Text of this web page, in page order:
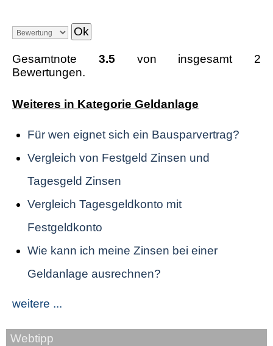
Gesamtnote 3.5 von insgesamt 2
Bewertungen.
Weiteres in Kategorie Geldanlage
Für wen eignet sich ein Bausparvertrag?
Vergleich von Festgeld Zinsen und
Tagesgeld Zinsen
Vergleich Tagesgeldkonto mit
Festgeldkonto
Wie kann ich meine Zinsen bei einer
Geldanlage ausrechnen?
weitere ...
Webtipp